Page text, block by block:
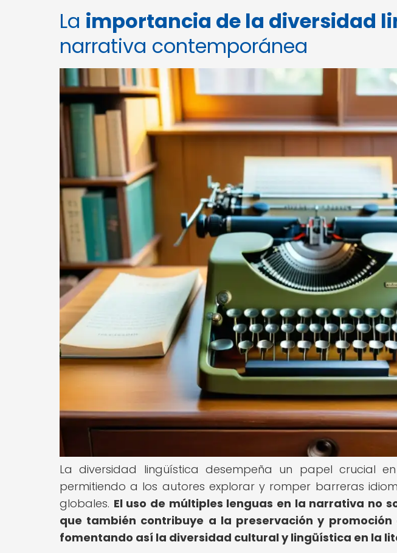
La importancia de la diversidad
narrativa contemporánea
La diversidad lingüística desempeña un papel crucial
permitiendo a los autores explorar y romper barreras
globales. El uso de múltiples lenguas en la narrativa no
que también contribuye a la preservación y
fomentando así la diversidad cultural y lingüística en la